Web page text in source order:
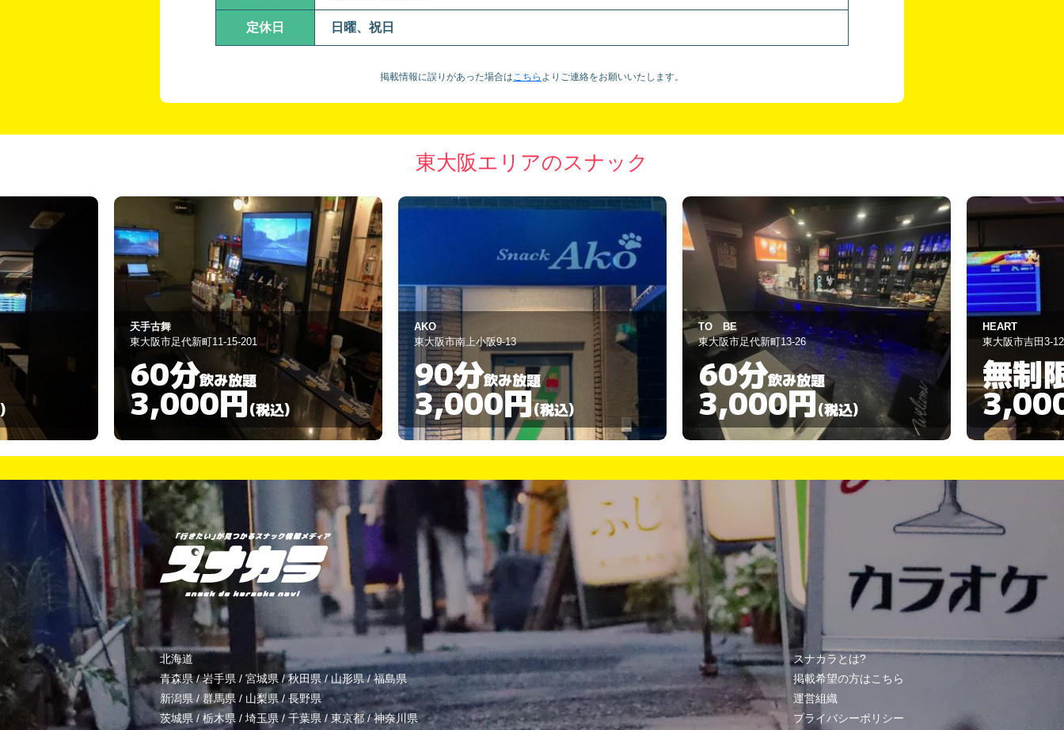
定休日 日曜、祝日
掲載情報に誤りがあった場合はこちら より ご連絡をお願いいたします。
東大阪エリアのスナック
AKO
東大阪市南上小阪9-13
90分飲み放題
3,000円(税込)
TO BE
東大阪市足代新町13-26
60分飲み放題
3,000円(税込)
HEART
東大阪市吉田3-12-5
無制限飲み放題
3,000円(税込)
Lounge 雛
東大阪市足代新
90分
北海道
青森県/岩手県 / 宮城県 /秋田県 /山形県/福島県
新潟県 / 群馬県 / 山梨県/長野県
茨城県 / 栃木県 / 埼玉県/ 千葉県 /東京都/神奈川県
スナカラとは?
掲載希望の方はこちら
運営組織
プライバシーポリシー